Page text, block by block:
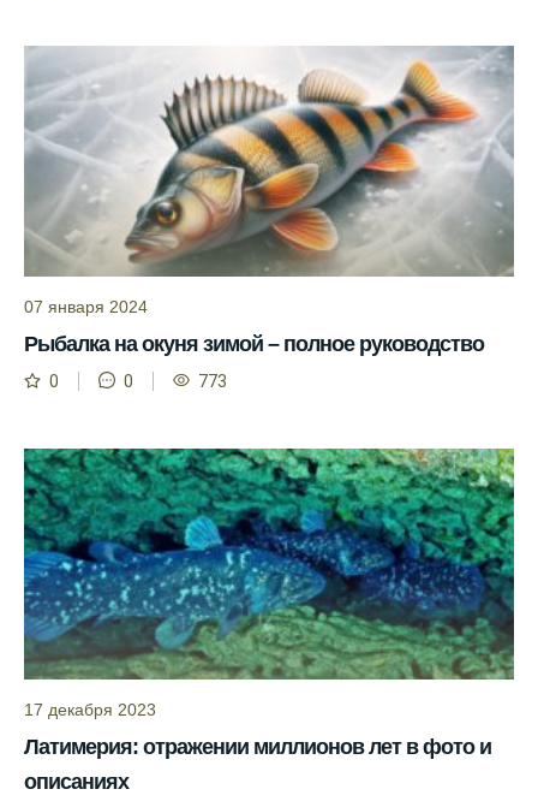
клева вам в помощь.
Прогноз клева учитывает разные факторы,
и это делает его надежным.
Я всегда учитываю фазы луны и погодные
условия при выборе дня для рыбалки.
Прогноз клева учитывает фазы луны и
изменения температуры воды для более
точных результатов.
Благодаря точному прогнозу, я смог
успешно ловить рыбу в Московской
области.
Мербуш сработал на славу.
Ожидается хороший улов в январе, с
учетом прогноза клева.
Сезонная таблица активности рыбы
помогает планировать рыбалку в разные
месяцы.
учитывает прогноз клева.
Благодаря фазам луны, я всегда могу
выбирать оптимальное время для рыбной
07 января 2024
Рыбалка на окуня зимой – полное руководство
0 0 773
17 декабря 2023
Латимерия: отражении миллионов лет в фото и
описаниях